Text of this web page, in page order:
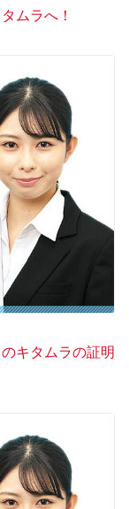
ムラへ！
キタムラの証明